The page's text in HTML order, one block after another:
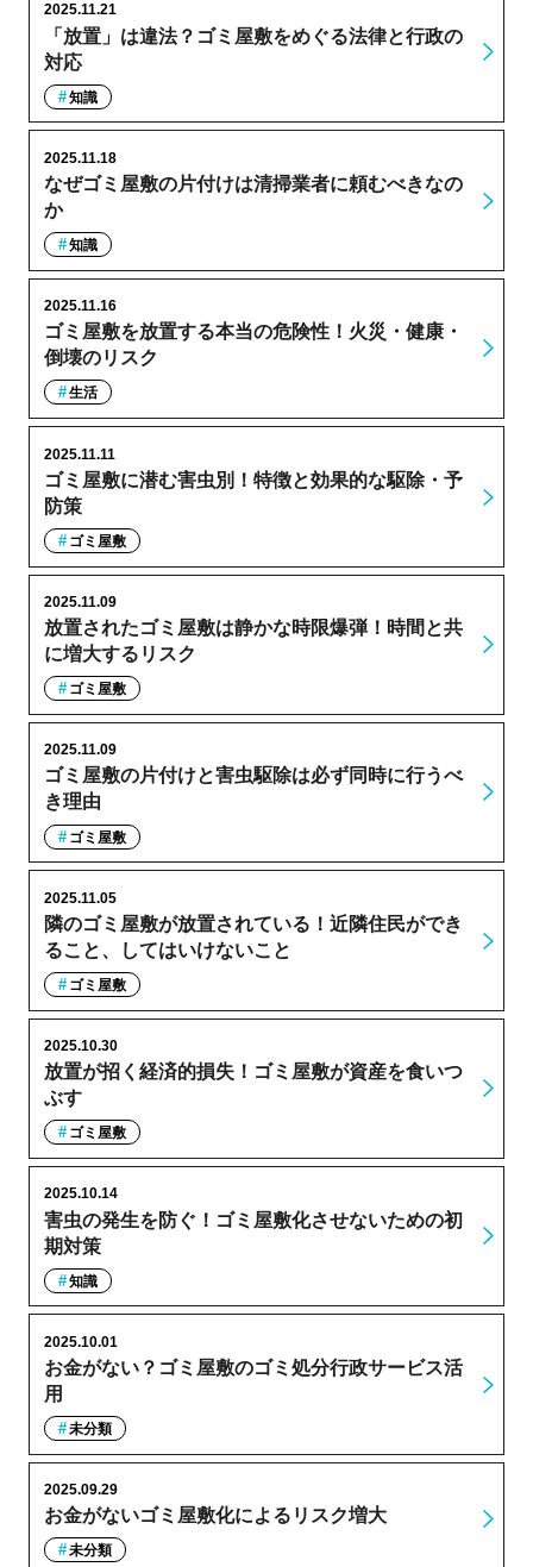
「放置」は違法？ゴミ屋敷をめぐる法律と行政の
対応
2025.11.21
知識
なぜゴミ屋敷の片付けは清掃業者に頼むべきなの
か
2025.11.18
知識
ゴミ屋敷を放置する本当の危険性！火災・健康・
倒壊のリスク
2025.11.16
生活
ゴミ屋敷に潜む害虫別！特徴と効果的な駆除・予
防策
2025.11.11
ゴミ屋敷
放置されたゴミ屋敷は静かな時限爆弾！時間と共
に増大するリスク
2025.11.09
ゴミ屋敷
ゴミ屋敷の片付けと害虫駆除は必ず同時に行うべ
き理由
2025.11.09
ゴミ屋敷
隣のゴミ屋敷が放置されている！近隣住民ができ
ること、してはいけないこと
2025.11.05
ゴミ屋敷
放置が招く経済的損失！ゴミ屋敷が資産を食いつ
ぶす
2025.10.30
ゴミ屋敷
害虫の発生を防ぐ！ゴミ屋敷化させないための初
期対策
2025.10.14
知識
お金がない？ゴミ屋敷のゴミ処分行政サービス活
用
2025.10.01
未分類
お金がないゴミ屋敷化によるリスク増大
2025.09.29
未分類